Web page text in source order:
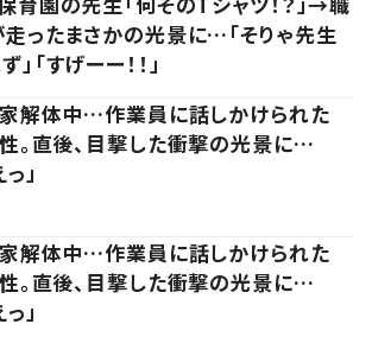
ったまさかの光景に…「そりゃ先生
「すげーー！！」
解体中…作業員に話しかけられた
。直後、目撃した衝撃の光景に…
っ」
解体中…作業員に話しかけられた
。直後、目撃した衝撃の光景に…
っ」